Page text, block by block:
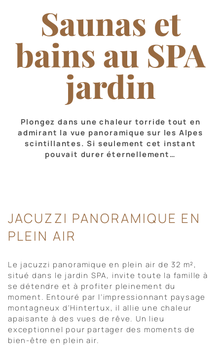
Saunas et
bains au SPA
jardin
Plongez dans une chaleur torride tout en
admirant la vue panoramique sur les Alpes
scintillantes. Si seulement cet instant
pouvait durer éternellement…
JACUZZI PANORAMIQUE EN
PLEIN AIR
Le jacuzzi panoramique en plein air de 32 m²,
situé dans le jardin SPA, invite toute la famille à
se détendre et à profiter pleinement du
moment. Entouré par l'impressionnant paysage
montagneux d'Hintertux, il allie une chaleur
apaisante à des vues de rêve. Un lieu
exceptionnel pour partager des moments de
bien-être en plein air.